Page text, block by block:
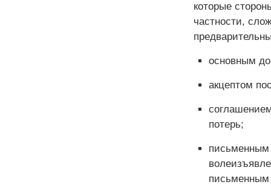
которые
частности,
основным
акцептом
потерь;
письменным
письменным